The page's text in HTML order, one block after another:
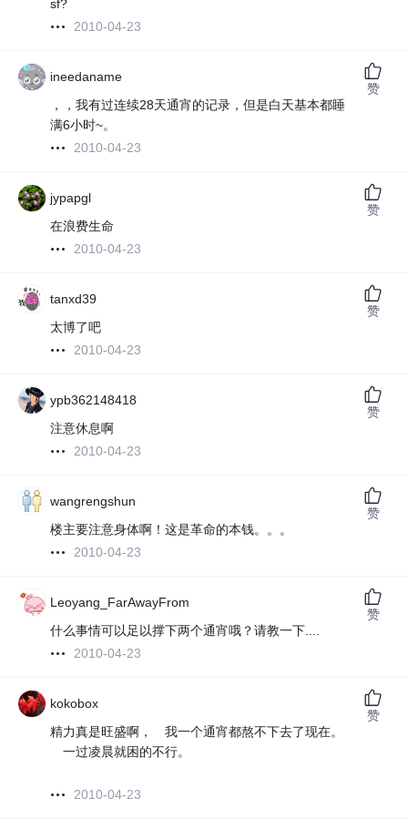
sf?
2010-04-23
ineedaname
，，我有过连续28天通宵的记录，但是白天基本都睡
满6小时~。
2010-04-23
赞
jypapgl
在浪费生命
2010-04-23
赞
tanxd39
太博了吧
2010-04-23
赞
ypb362148418
注意休息啊
2010-04-23
赞
wangrengshun
楼主要注意身体啊！这是革命的本钱。。。
2010-04-23
赞
Leoyang_FarAwayFrom
什么事情可以足以撑下两个通宵哦？请教一下....
2010-04-23
赞
kokobox
精力真是旺盛啊， 我一个通宵都熬不下去了现在。
一过凌晨就困的不行。
2010-04-23
赞